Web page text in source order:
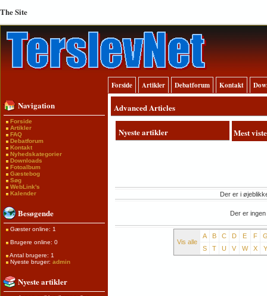
The Site
Forside Artikler Debatforum Kontakt
Navigation
Forside
Artikler
FAQ
Debatforum
Kontakt
Nyhedskategorier
Downloads
Fotoalbum
Gæstebog
Søg
WebLink's
Kalender
Besøgende
Gæster online: 1
Brugere online: 0
Antal brugere: 1
Nyeste bruger: admin
Nyeste artikler
Advanced Articles
Nyeste artikler Mest
Der er i
Der er
Vis alle
A B C D E F
S
T U V W X Y